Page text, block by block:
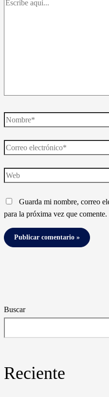
Nombre*
Correo
electrónico*
Web
Guarda mi nombre, correo
para la próxima vez que comente.
Buscar
Reciente